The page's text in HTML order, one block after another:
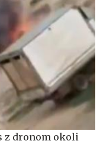
z dronom okoli